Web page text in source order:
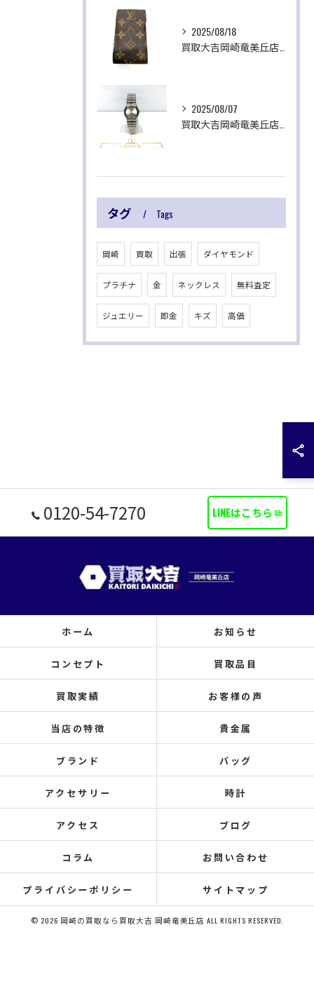
2025/08/18
2025/08/07
タグ Tags
岡崎 買取 出張 ダイヤモンド
プラチナ 金 ネックレス 無料査定
ジュエリー 即金 キズ 高価
0120-54-7270 LINEはこちら
ホーム お知らせ
コンセプト 買取品目
買取実績 お客様の声
当店の特徴 貴金属
ブランド バッグ
アクセサリー 時計
アクセス ブログ
コラム お問い合わせ
プライバシーポリシー サイトマップ
© 2026 岡崎の買取なら買取大吉 岡崎竜美丘店 ALL RIGHTS RESERVED.